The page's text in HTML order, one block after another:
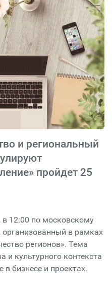
и региональный
пройдет 25
в 12:00 по московскому
организованный в рамках
регионов». Тема
и культурного контекста
бизнесе и проектах.